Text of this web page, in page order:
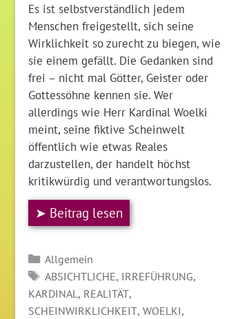
Es ist selbstverständlich jedem
Menschen freigestellt, sich seine
Wirklichkeit so zurecht zu biegen, wie
sie einem gefällt. Die Gedanken sind
frei – nicht mal Götter, Geister oder
Gottessöhne kennen sie. Wer
allerdings wie Herr Kardinal Woelki
meint, seine fiktive Scheinwelt
öffentlich wie etwas Reales
darzustellen, der handelt höchst
kritikwürdig und verantwortungslos.
➤ Beitrag lesen
Kategorien
Allgemein
SCHLAGWÖRTER
ABSICHTLICHE, IRREFÜHRUNG,
KARDINAL , REALITÄT,
SCHEINWIRKLICHKEIT,WOELKI,